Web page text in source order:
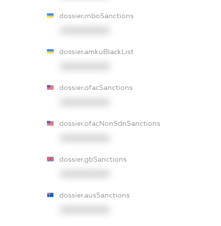
dossier.rnboSanctions
dossier.amkuBlackList
dossier.ofacSanctions
dossier.ofacNonSdnSanctions
dossier.gbSanctions
dossier.ausSanctions